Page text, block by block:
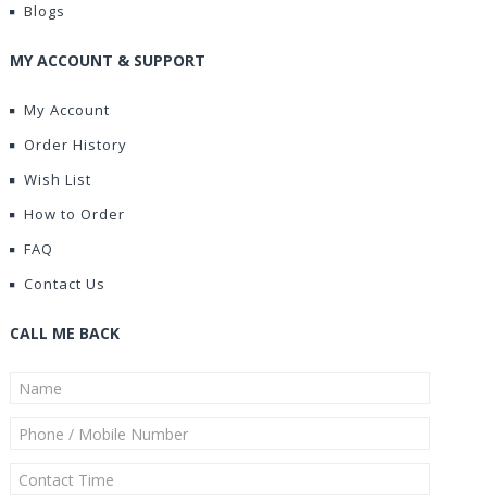
Blogs
MY ACCOUNT & SUPPORT
My Account
Order History
Wish List
How to Order
FAQ
Contact Us
CALL ME BACK